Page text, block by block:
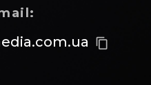
content_copy